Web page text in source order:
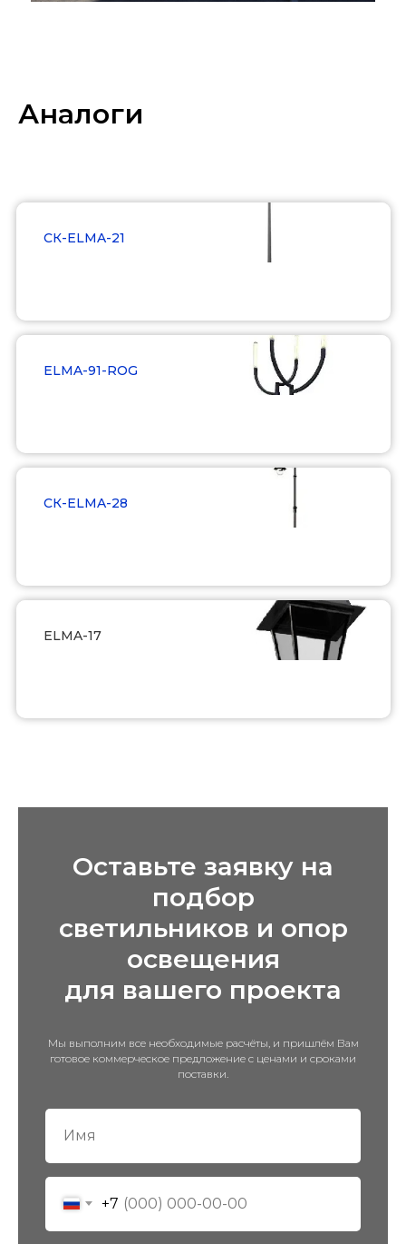
Аналоги
СК-ELMA-21
ELMA-91-ROG
СК-ELMA-28
ELMA-17
Оставьте заявку на
подбор
светильников и опор
освещения
для вашего проекта
Мы выполним все необходимые расчёты, и пришлём Вам
готовое коммерческое предложение с ценами и сроками
поставки.
+7